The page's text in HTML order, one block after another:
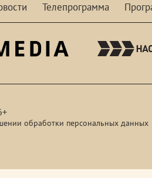
Телепрограмма
обработки персональных данных